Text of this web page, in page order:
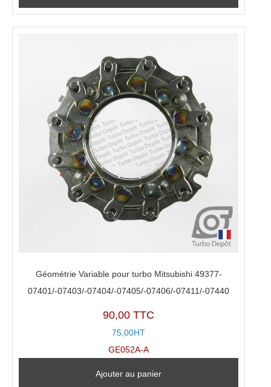
Géométrie Variable pour turbo Mitsubishi 49377-
07401/-07403/-07404/-07405/-07406/-07411/-07440
90,00 TTC
75,00HT
GE052A-A
Ajouter au panier